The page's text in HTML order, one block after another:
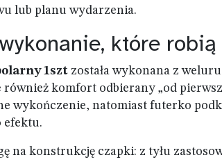
lub planu wydarzenia.
które
1szt została wykonana z
również komfort odbierany „od
wykończenie, natomiast futerko
efektu.
na konstrukcję czapki: z tyłu